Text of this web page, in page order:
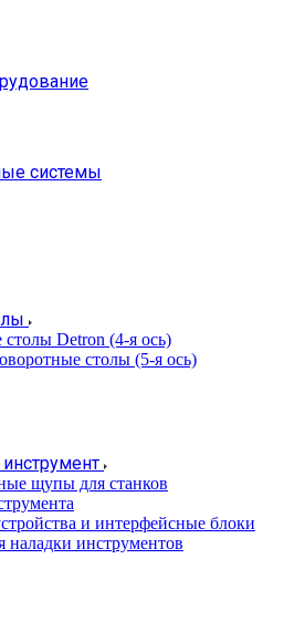
системы
Detron (4-я ось)
столы (5-я ось)
щупы для станков
и интерфейсные блоки
наладки инструментов